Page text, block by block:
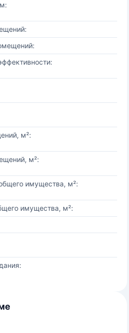
м²:
м²:
имущества, м²:
имущества, м²: